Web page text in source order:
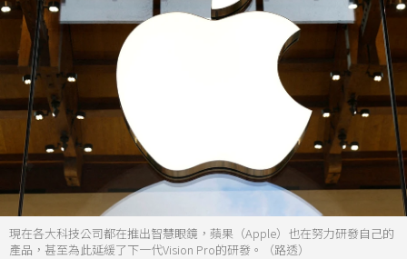
現在各大科技公司都在推出智慧眼鏡，蘋果（Apple）也在努力研發自己的
產品，甚至為此延緩了下一代Vision Pro的研發。（路透）